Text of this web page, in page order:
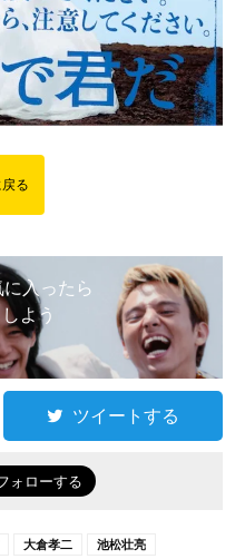
る
入ったら
よう
ツイートする
大倉孝二
池松壮亮